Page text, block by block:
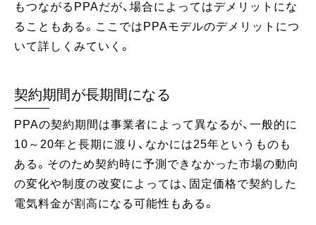
もつながるPPAだが、場合によってはデメリットにな
ることもある。ここではPPAモデルのデメリットにつ
いて詳しくみていく。
契約期間が長期間になる
PPAの契約期間は事業者によって異なるが、一般的に
10～20年と長期に渡り、なかには25年というものも
ある。そのため契約時に予測できなかった市場の動向
の変化や制度の改変によっては、固定価格で契約した
電気料金が割高になる可能性もある。